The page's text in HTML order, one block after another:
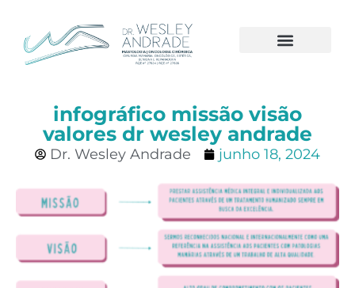
infográfico missão visão
valores dr wesley andrade
Dr. Wesley Andrade junho 18, 2024